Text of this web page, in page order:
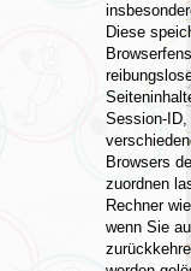
Diese
Session-
Browsers
zuordnen
Rechner
wenn Sie